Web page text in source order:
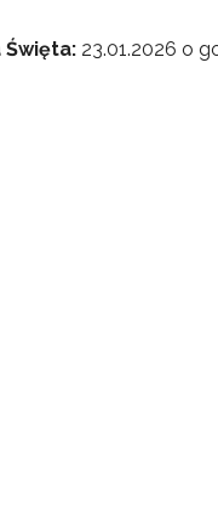
Święta:23.01.2026 o